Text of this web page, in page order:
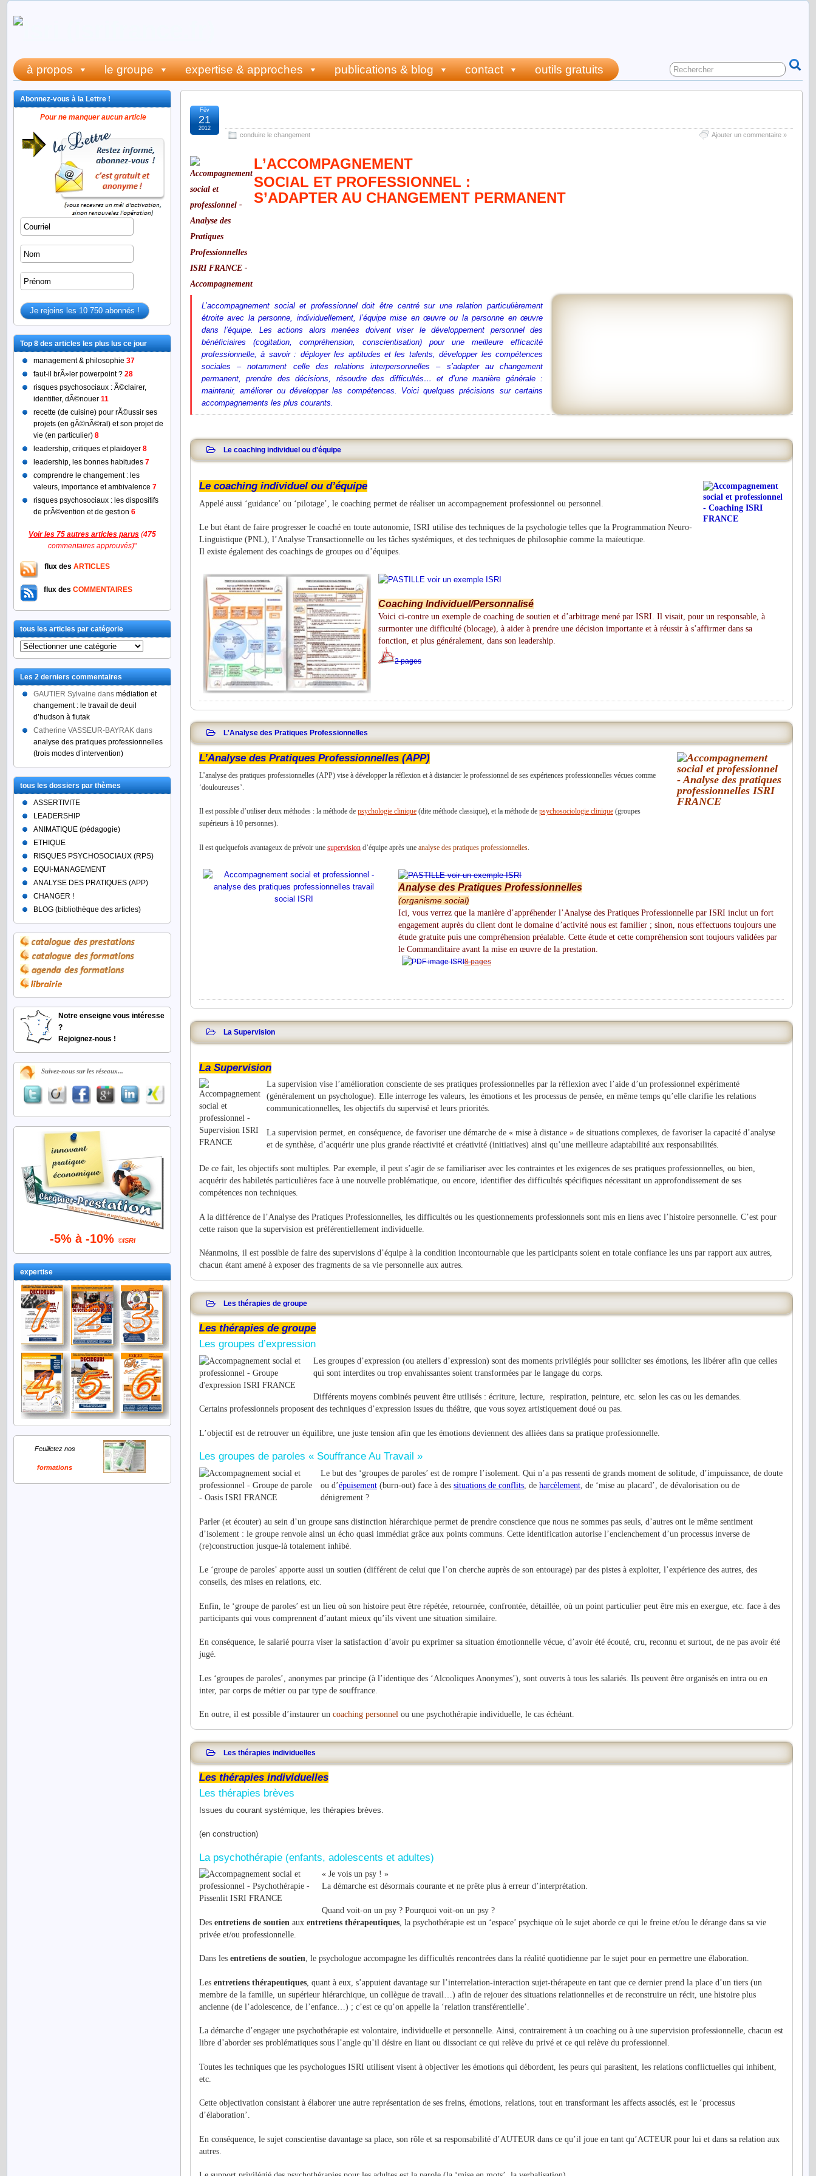
à propos le groupe expertise & approches publications & blog contact outils gratuits
conduire le changement Ajouter un commentaire »
Fév
21
2012
L’ACCOMPAGNEMENT
SOCIAL ET PROFESSIONNEL :
S’ADAPTER AU CHANGEMENT PERMANENT
L’accompagnement social et professionnel doit être centré sur une relation particulièrement
étroite avec la personne, individuellement, l’équipe mise en œuvre ou la personne en œuvre
dans l’équipe. Les actions alors menées doivent viser le développement personnel des
bénéficiaires (cogitation, compréhension, conscientisation) pour une meilleure efficacité
professionnelle, à savoir : déployer les aptitudes et les talents, développer les compétences
sociales – notamment celle des relations interpersonnelles – s’adapter au changement
permanent, prendre des décisions, résoudre des difficultés… et d’une manière générale :
maintenir, améliorer ou développer les compétences. Voici quelques précisions sur certains
accompagnements les plus courants.
Le coaching individuel ou d'équipe
Le coaching individuel ou d’équipe
Appelé aussi ‘guidance’ ou ‘pilotage’, le coaching permet de réaliser un accompagnement professionnel ou personnel.
Le but étant de faire progresser le coaché en toute autonomie, ISRI utilise des techniques de la psychologie telles que la Programmation Neuro-
Linguistique (PNL), l’Analyse Transactionnelle ou les tâches systémiques, et des techniques de philosophie comme la maïeutique.
Il existe également des coachings de groupes ou d’équipes.
Coaching Individuel/Personnalisé
Voici ci-contre un exemple de coaching de soutien et d’arbitrage mené par ISRI. Il visait, pour un responsable, à
surmonter une difficulté (blocage), à aider à prendre une décision importante et à réussir à s’affirmer dans sa
fonction, et plus généralement, dans son leadership.
2 pages
L'Analyse des Pratiques Professionnelles
L’Analyse des Pratiques Professionnelles (APP)
L’analyse des pratiques professionnelles (APP) vise à développer la réflexion et à distancier le professionnel de ses expériences professionnelles vécues comme
‘douloureuses’.
Il est possible d’utiliser deux méthodes : la méthode de psychologie clinique (dite méthode classique), et la méthode de psychosociologie clinique (groupes
supérieurs à 10 personnes).
Il est quelquefois avantageux de prévoir une supervision d’équipe après une analyse des pratiques professionnelles
Analyse des Pratiques Professionnelles
(organisme social)
Ici, vous verrez que la manière d’appréhender l’Analyse des Pratiques Professionnelle par ISRI inclut un fort
engagement auprès du client dont le domaine d’activité nous est familier ; sinon, nous effectuons toujours une
étude gratuite puis une compréhension préalable. Cette étude et cette compréhension sont toujours validées par
le Commanditaire avant la mise en œuvre de la prestation.
8 pages
La Supervision
La Supervision
La supervision vise l’amélioration consciente de ses pratiques professionnelles par la réflexion avec l’aide d’un professionnel expérimenté
(généralement un psychologue). Elle interroge les valeurs, les émotions et les processus de pensée, en même temps qu’elle clarifie les relations
communicationnelles, les objectifs du supervisé et leurs priorités.
La supervision permet, en conséquence, de favoriser une démarche de « mise à distance » de situations complexes , de favoriser la capacité d’analyse
et de synthèse, d’acquérir une plus grande réactivité et créativité (initiatives) ainsi qu’une meilleure adaptabilité aux responsabilités.
De ce fait, les objectifs sont multiples. Par exemple, il peut s’agir de se familiariser avec les contraintes et les exigences de ses pratiques professionnelles, ou bien,
acquérir des habiletés particulières face à une nouvelle problématique, ou encore, identifier des difficultés spécifiques nécessitant un approfondissement de ses
compétences non techniques.
A la différence de l’Analyse des Pratiques Professionnelles, les difficultés ou les questionnements professionnels sont mis en liens avec l’histoire personnelle. C’est pour
cette raison que la supervision est préférentiellement individuelle.
Néanmoins, il est possible de faire des supervisions d’équipe à la condition incontournable que les participants soient en totale confiance les uns par rapport aux autres,
chacun étant amené à exposer des fragments de sa vie personnelle aux autres.
Les thérapies de groupe
Les thérapies de groupe
Les groupes d’expression
Les groupes d’expression (ou ateliers d’expression) sont des moments privilégiés pour solliciter ses émotions, les libérer afin que celles
qui sont interdites ou trop envahissantes soient transformées par le langage du corps.
Différents moyens combinés peuvent être utilisés : écriture, lecture, respiration, peinture, etc. selon les cas ou les demandes.
Certains professionnels proposent des techniques d’expression issues du théâtre, que vous soyez artistiquement doué ou pas.
L’objectif est de retrouver un équilibre, une juste tension afin que les émotions deviennent des alliées dans sa pratique professionnelle.
Les groupes de paroles « Souffrance Au Travail »
Le but des ‘groupes de paroles’ est de rompre l’isolement. Qui n’a pas ressenti de grands moment de solitude, d’impuissance, de doute
ou d’épuisement (burn-out) face à des situations de conflits , de harcèlement , de ‘mise au placard’, de dévalorisation ou de
dénigrement ?
Parler (et écouter) au sein d’un groupe sans distinction hiérarchique permet de prendre conscience que nous ne sommes pas seuls, d’autres ont le même sentiment
d’isolement : le groupe renvoie ainsi un écho quasi immédiat grâce aux points communs. Cette identification autorise l’enclenchement d’un processus inverse de
(re)construction jusque-là totalement inhibé.
Le ‘groupe de paroles’ apporte aussi un soutien (différent de celui que l’on cherche auprès de son entourage) par des pistes à exploiter, l’expérience des autres, des
conseils, des mises en relations, etc.
Enfin, le ‘groupe de paroles’ est un lieu où son histoire peut être répétée, retournée, confrontée, détaillée, où un point particulier peut être mis en exergue, etc. face à des
participants qui vous comprennent d’autant mieux qu’ils vivent une situation similaire.
En conséquence, le salarié pourra viser la satisfaction d’avoir pu exprimer sa situation émotionnelle vécue, d’avoir été écouté, cru, reconnu et surtout, de ne pas avoir été
jugé.
Les ‘groupes de paroles’, anonymes par principe (à l’identique des ‘Alcooliques Anonymes’), sont ouverts à tous les salariés. Ils peuvent être organisés en intra ou en
inter, par corps de métier ou par type de souffrance.
En outre, il est possible d’instaurer un coaching personnel ou une psychothérapie individuelle, le cas échéant.
Les thérapies individuelles
Les thérapies individuelles
Les thérapies brèves
Issues du courant systémique, les thérapies brèves.
(en construction)
La psychothérapie (enfants, adolescents et adultes)
« Je vois un psy ! »
La démarche est désormais courante et ne prête plus à erreur d’interprétation.
Quand voit-on un psy ? Pourquoi voit-on un psy ?
Des entretiens de soutien aux entretiens thérapeutiques , la psychothérapie est un ‘espace’ psychique où le sujet aborde ce qui le freine et/ou le dérange dans sa vie
privée et/ou professionnelle.
Dans les entretiens de soutien, le psychologue accompagne les difficultés rencontrées dans la réalité quotidienne par le sujet pour en permettre une élaboration.
Les entretiens thérapeutiques , quant à eux, s’appuient davantage sur l’interrelation-interaction sujet-thérapeute en tant que ce dernier prend la place d’un tiers (un
membre de la famille, un supérieur hiérarchique, un collègue de travail…) afin de rejouer des situations relationnelles et de reconstruire un récit, une histoire plus
ancienne (de l’adolescence, de l’enfance…) ; c’est ce qu’on appelle la ‘relation transférentielle’.
La démarche d’engager une psychothérapie est volontaire, individuelle et personnelle. Ainsi, contrairement à un coaching ou à une supervision professionnelle, chacun est
libre d’aborder ses problématiques sous l’angle qu’il désire en liant ou dissociant ce qui relève du privé et ce qui relève du professionnel.
Toutes les techniques que les psychologues ISRI utilisent visent à objectiver les émotions qui débordent, les peurs qui parasitent, les relations conflictuelles qui inhibent,
etc.
Cette objectivation consistant à élaborer une autre représentation de ses freins, émotions, relations, tout en transformant les affects associés, est le ‘processus
d’élaboration’.
En conséquence, le sujet conscientise davantage sa place, son rôle et sa responsabilité d’AUTEUR dans ce qu’il joue en tant qu’ACTEUR pour lui et dans sa relation aux
autres.
Abonnez-vous à la Lettre !
Pour ne manquer aucun article
Top 8 des articles les plus lus ce jour
management & philosophie 37
faut-il brÃ»ler powerpoint ? 28
risques psychosociaux : Ã©clairer,
identifier, dÃ©nouer 11
recette (de cuisine) pour rÃ©ussir ses
projets (en gÃ©nÃ©ral) et son projet de
vie (en particulier) 8
leadership, critiques et plaidoyer 8
leadership, les bonnes habitudes 7
comprendre le changement : les
valeurs, importance et ambivalence 7
risques psychosociaux : les dispositifs
de prÃ©vention et de gestion 6
Voir les 75 autres articles parus (475
commentaires approuvés)"
flux des ARTICLES
flux des COMMENTAIRES
tous les articles par catégorie
tous
les
articles
par
catégorie
Les 2 derniers commentaires
GAUTIER Sylvaine dans médiation et
changement : le travail de deuil
d’hudson à fiutak
Catherine VASSEUR-BAYRAK dans
analyse des pratiques professionnelles
(trois modes d’intervention)
tous les dossiers par thèmes
ASSERTIVITE
LEADERSHIP
ANIMATIQUE (pédagogie)
ETHIQUE
RISQUES PSYCHOSOCIAUX (RPS)
EQUI-MANAGEMENT
ANALYSE DES PRATIQUES (APP)
CHANGER !
BLOG (bibliothèque des articles)
Notre enseigne vous intéresse
?
Rejoignez-nous !
Suivez-nous sur les réseaux...
-5% à -10% ©ISRI
expertise
Feuilletez nos
formations